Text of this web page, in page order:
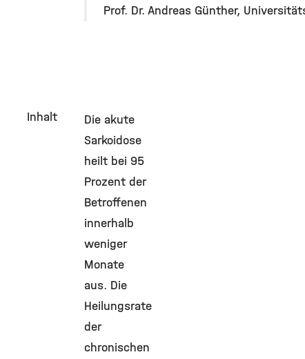
Prof. Dr. Andreas Günther,
Inhalt
Die akute
Sarkoidose
heilt bei 95
Prozent der
Betroffenen
innerhalb
weniger
Monate
aus. Die
Heilungsrate
der
chronischen